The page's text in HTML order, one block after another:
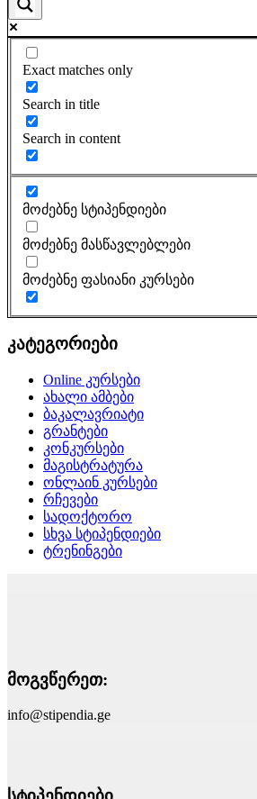
Exact matches only
Search in title
Search in content
მოძებნე სტიპენდიები
მოძებნე მასწავლებლები
მოძებნე ფასიანი კურსები
კატეგორიები
Online კურსები
ახალი ამბები
ბაკალავრიატი
გრანტები
კონკურსები
მაგისტრატურა
ონლაინ კურსები
რჩევები
სადოქტორო
სხვა სტიპენდიები
ტრენინგები
მოგვწერეთ:
info@stipendia.ge